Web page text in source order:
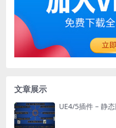
文章展示
UE4/5插件 – 静